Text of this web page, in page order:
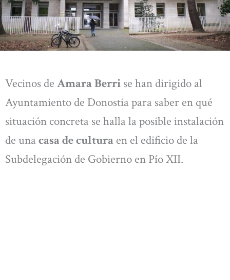
Vecinos de Amara Berri se han dirigido al
Ayuntamiento de Donostia para saber en qué
situación concreta se halla la posible instalación
de una casa de cultura en el edificio de la
Subdelegación de Gobierno en Pío XII.